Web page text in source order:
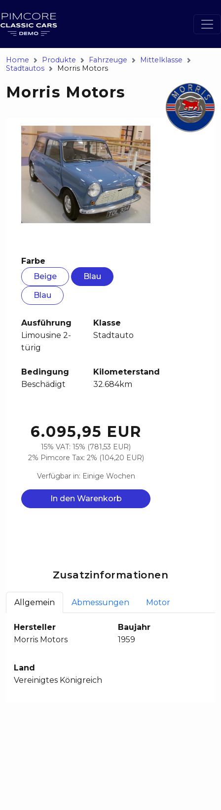
Home Produkte Fahrzeuge
Mittelklasse
Stadtautos
Morris Motors
Morris Motors
Farbe
Beige
Blau
Blau
Ausführung
Limousine 2-
türig
Klasse
Stadtauto
Bedingung
Beschädigt
Kilometerstand
32.684km
6.095,95 EUR
15% VAT: 15% (781,53 EUR)
2% Pimcore Tax: 2% (104,20 EUR)
Verfügbar in: Einige Wochen
In den Warenkorb
Zusatzinformationen
Allgemein Abmessungen Motor
Hersteller
Morris Motors
Baujahr
1959
Land
Vereinigtes Königreich